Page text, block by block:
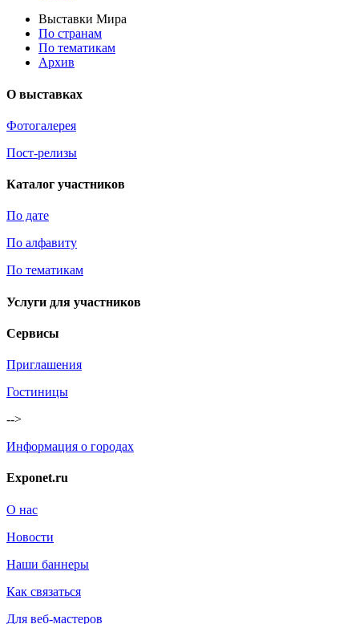
Выставки Мира
По странам
По тематикам
Архив
О выставках
Фотогалерея
Пост-релизы
Каталог участников
По дате
По алфавиту
По тематикам
Услуги для участников
Сервисы
Приглашения
Гостиницы
-->
Информация о городах
Exponet.ru
О нас
Новости
Наши баннеры
Как связаться
Для веб-мастеров